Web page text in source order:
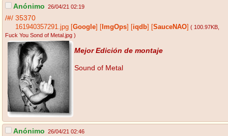
Anónimo 26/04/21 02:19
/#/ 35370
161940357291.jpg Google ImgOps iqdb SauceNAO ( 100.97KB
Fuck You Sond of Metal.jpg )
Mejor Edición de montaje
Sound of Metal
Anónimo 26/04/21 02:46